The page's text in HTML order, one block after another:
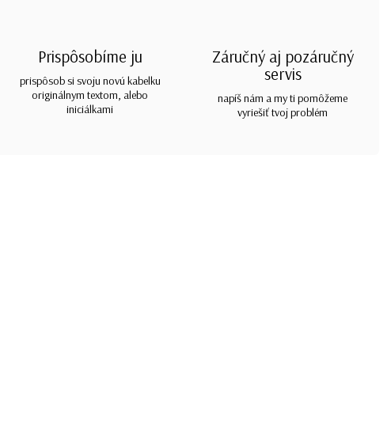
Prispôsobíme ju
prispôsob si svoju novú kabelku
originálnym textom, alebo
iniciálkami
Záručný aj pozáručný
servis
napíš nám a my ti pomôžeme
vyriešiť tvoj problém